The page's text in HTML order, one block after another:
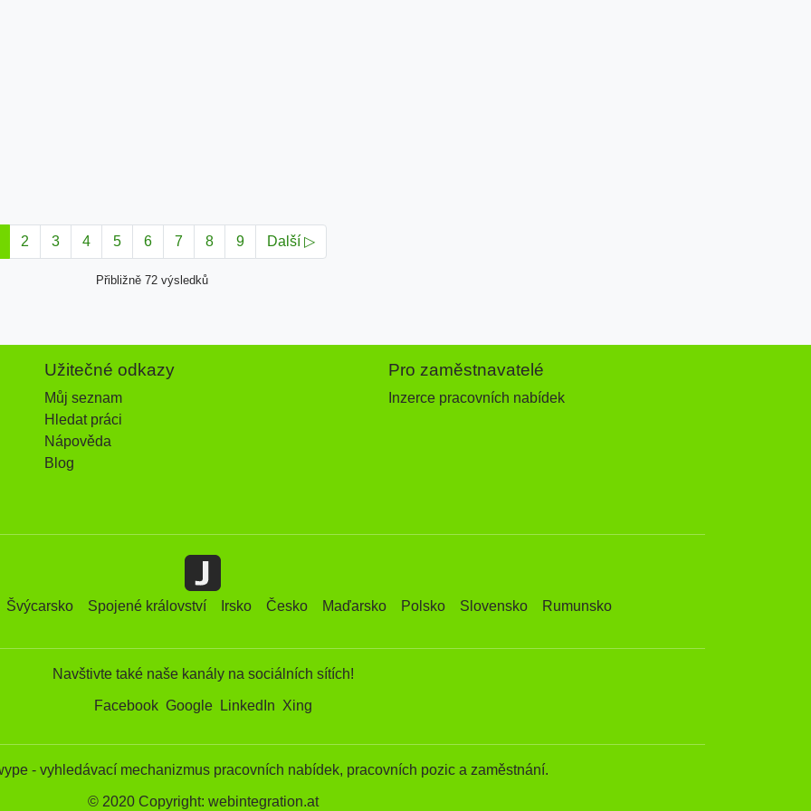
2 3 4 5 6 7 8 9 Další ▷
Přibližně 72 výsledků
Užitečné odkazy
Můj seznam
Hledat práci
Nápověda
Blog
Pro zaměstnavatelé
Inzerce pracovních nabídek
Švýcarsko Spojené království Irsko Česko Maďarsko Polsko Slovensko Rumunsko
Navštivte také naše kanály na sociálních sítích!
Facebook Google LinkedIn Xing
- vyhledávací mechanizmus pracovních nabídek, pracovních pozic a zaměstnání.
© 2020 Copyright: webintegration.at